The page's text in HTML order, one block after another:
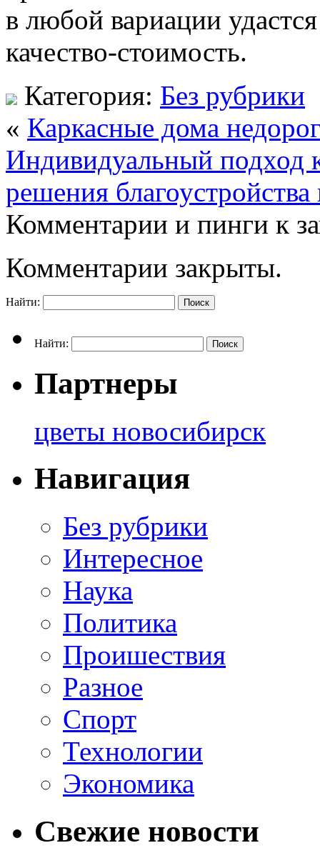
в любой вариации
качество-стоимость.
Категория: Без рубрики
« Каркасные дома
Индивидуальный подход
решения
Комментарии и пинги к
Комментарии закрыты.
Найти:
Найти:
Партнеры
цветы новосибирск
Навигация
Без рубрики
Интересное
Наука
Политика
Проишествия
Разное
Спорт
Технологии
Экономика
Свежие новости